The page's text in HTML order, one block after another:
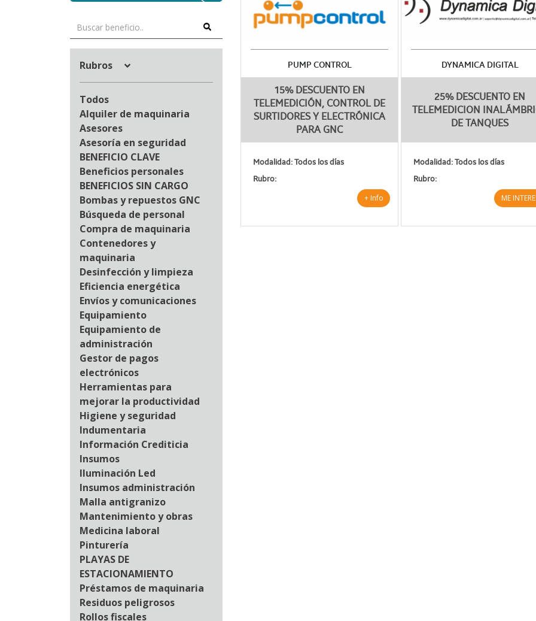
Rubros
Todos
Alquiler de maquinaria
Asesores
Asesoría en seguridad
BENEFICIO CLAVE
Beneficios personales
BENEFICIOS SIN CARGO
Bombas y repuestos GNC
Búsqueda de personal
Compra de maquinaria
Contenedores y
maquinaria
Desinfección y limpieza
Eficiencia energética
Envíos y comunicaciones
Equipamiento
Equipamiento de
administración
Gestor de pagos
electrónicos
Herramientas para
mejorar la productividad
Higiene y seguridad
Indumentaria
Información Crediticia
Insumos
Iluminación Led
Insumos administración
Malla antigranizo
Mantenimiento y obras
Medicina laboral
Pinturería
PLAYAS DE
ESTACIONAMIENTO
Préstamos de maquinaria
Residuos peligrosos
Rollos fiscales
PUMP CONTROL
15% DESCUENTO EN
TELEMEDICIÓN, CONTROL DE
SURTIDORES Y ELECTRÓNICA
PARA GNC
Modalidad: Todos los días
Rubro:
+ Info
DYNAMICA DIGITAL
25% DESCUENTO EN
TELEMEDICION
DE TANQUES
Modalidad: Todos los días
Rubro:
ME